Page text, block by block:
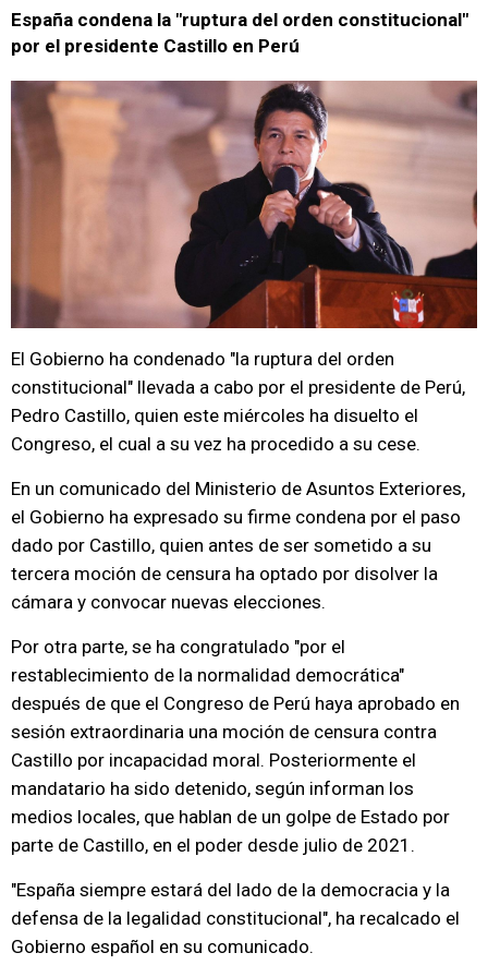
España condena la "ruptura del orden constitucional"
por el presidente Castillo en Perú
El Gobierno ha condenado "la ruptura del orden
constitucional" llevada a cabo por el presidente de Perú,
Pedro Castillo, quien este miércoles ha disuelto el
Congreso, el cual a su vez ha procedido a su cese.
En un comunicado del Ministerio de Asuntos Exteriores,
el Gobierno ha expresado su firme condena por el paso
dado por Castillo, quien antes de ser sometido a su
tercera moción de censura ha optado por disolver la
cámara y convocar nuevas elecciones.
Por otra parte, se ha congratulado "por el
restablecimiento de la normalidad democrática"
después de que el Congreso de Perú haya aprobado en
sesión extraordinaria una moción de censura contra
Castillo por incapacidad moral. Posteriormente el
mandatario ha sido detenido, según informan los
medios locales, que hablan de un golpe de Estado por
parte de Castillo, en el poder desde julio de 2021.
"España siempre estará del lado de la democracia y la
defensa de la legalidad constitucional", ha recalcado el
Gobierno español en su comunicado.